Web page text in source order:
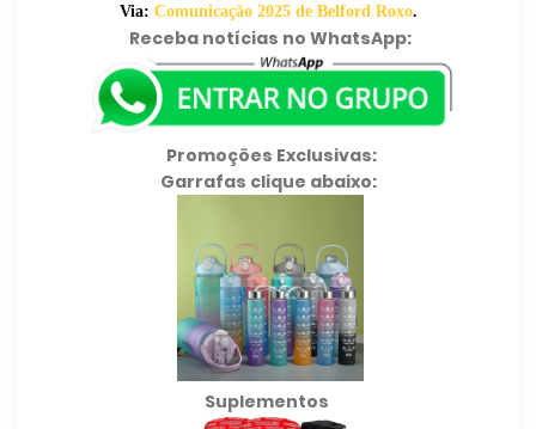
Via: Comunicação 2025 de Belford Roxo.
Receba notícias no WhatsApp:
Promoções Exclusivas:
Garrafas clique abaixo:
Suplementos